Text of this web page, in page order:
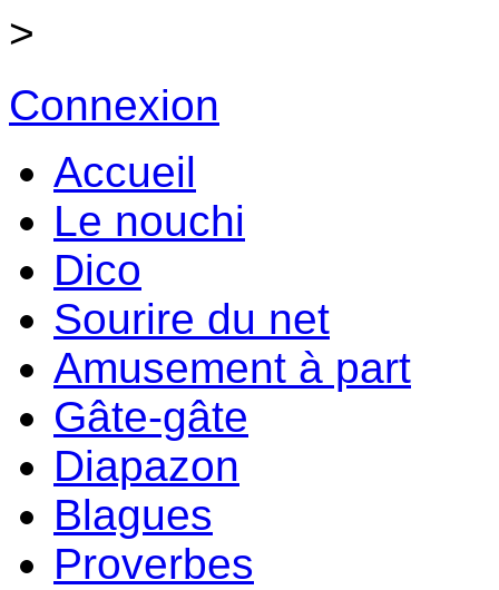
>
Connexion
Accueil
Le nouchi
Dico
Sourire du net
Amusement à part
Gâte-gâte
Diapazon
Blagues
Proverbes